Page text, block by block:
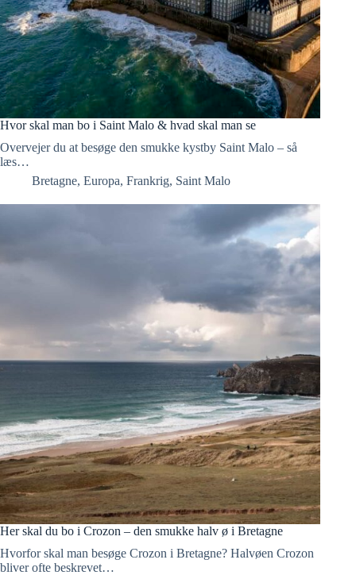
Hvor skal man bo i Saint Malo & hvad skal man se
Overvejer du at besøge den smukke kystby Saint Malo – så
læs…
Bretagne, Europa, Frankrig, Saint Malo
Her skal du bo i Crozon – den smukke halv ø i Bretagne
Hvorfor skal man besøge Crozon i Bretagne? Halvøen Crozon
bliver ofte beskrevet…